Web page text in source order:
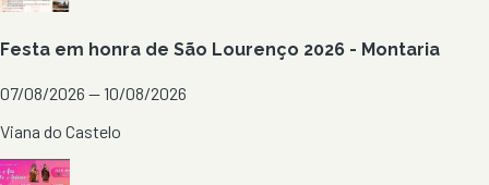
Festa em honra de São Lourenço 2026 - Montaria
07/08/2026 — 10/08/2026
Viana do Castelo